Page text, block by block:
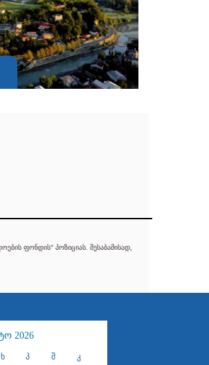
ფონდის" პოზიციას. შესაბამისად,
2026
ხ პ შ კ